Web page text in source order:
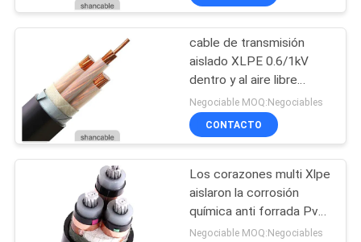
VISITA
FÁBRICA
CONTROL
CALIDAD
pvc cables aislados
203
197
cable de transmisión
aislado XLPE 0.6/1kV
dentro y al aire libre
electricidad excelente
Negociable MOQ:Negociables
CONTACTO
Los corazones multi Xlpe
aislaron la corrosión
química anti forrada Pvc
del cable
Negociable MOQ:Negociables